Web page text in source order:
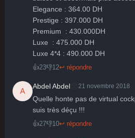
Elegance : 364.00 DH
Prestige : 397.000 DH
Premium  : 430.000DH
Luxe  : 475.000 DH
👍23👎12↩ répondre
A
Abdel Abdel 21 novembre 2018
Quelle honte pas de virtual
suis très déçu !!!
👍27👎10↩ répondre